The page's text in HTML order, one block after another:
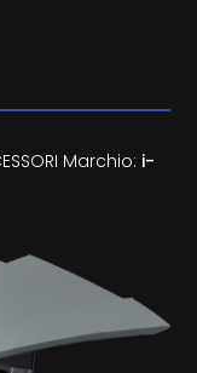
Marchio: i-